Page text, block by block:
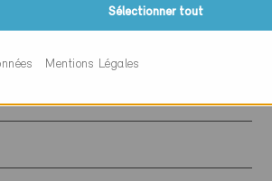
Sélectionner tout
Mentions Légales